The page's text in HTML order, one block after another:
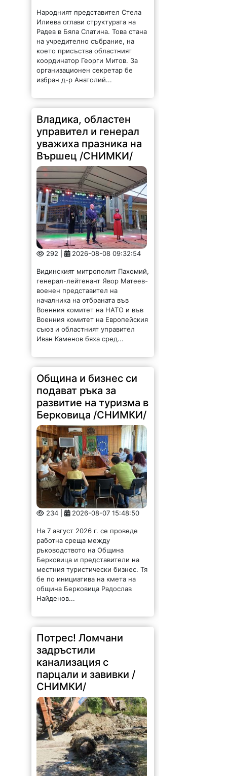
Народният представител Стела
Илиева оглави структурата на
Радев в Бяла Слатина. Това стана
на учредително събрание, на
което присъства областният
координатор Георги Митов. За
организационен секретар бе
избран д-р Анатолий...
Владика, областен
управител и генерал
уважиха празника на
Вършец /СНИМКИ/
292 | 2026-08-08 09:32:54
Видинският митрополит Пахомий,
генерал-лейтенант Явор Матеев-
военен представител на
началника на отбраната във
Военния комитет на НАТО и във
Военния комитет на Европейския
съюз и областният управител
Иван Каменов бяха сред...
Община и бизнес си
подават ръка за
развитие на туризма в
Берковица /СНИМКИ/
234 | 2026-08-07 15:48:50
На 7 август 2026 г. се проведе
работна среща между
ръководството на Община
Берковица и представители на
местния туристически бизнес. Тя
бе по инициатива на кмета на
община Берковица Радослав
Найденов...
Потрес! Ломчани
задръстили
канализация с
парцали и завивки /
СНИМКИ/